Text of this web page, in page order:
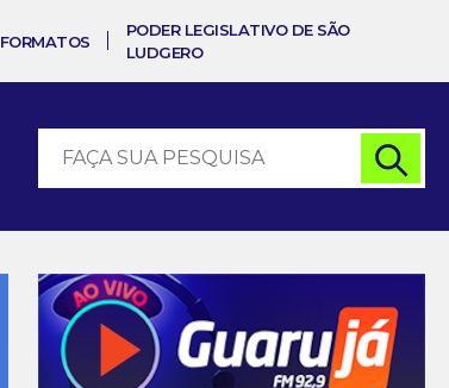
FORMATOS
PODER LEGISLATIVO DE SÃO
LUDGERO